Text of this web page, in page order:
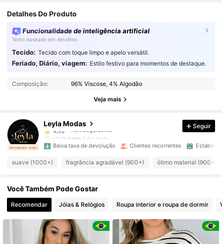
Detalhes Do Produto
Funcionalidade de inteligência artificial
Texto baseado em detalhes
Tecido: Tecido com toque limpo e apelo versátil.
Feriado, Diário, viagem: Estilo festivo para momentos de destaque.
Composição: 96% Viscose, 4% Algodão
Veja mais
Vendedor Indicado
Leyla Modas
4,92 1.3K Seguidores
1.3K Seguidores
4,92
1.3K Seguidores
r***t
1 dia atrás
4,92 1.3K Seguidores
4,92 1.3K Seguidores
Seguir
Baixa taxa de devolução Clientes recorrentes
suave (1000+) fragrância agradável (900+) ótimo material (900+)
Você Também Pode Gostar
Recomendar Jóias & Relógios Roupa interior e roupa de dormir